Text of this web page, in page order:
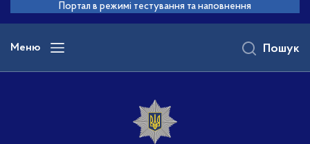
основного
вмісту
Портал в режимі тестування та наповнення
Меню Пошук